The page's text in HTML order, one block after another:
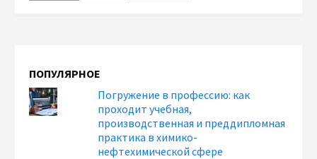
ПОПУЛЯРНОЕ
Погружение в профессию: как
проходит учебная,
производственная и преддипломная
практика в химико-
нефтехимической сфере